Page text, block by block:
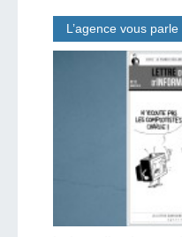
L’agence vous parle